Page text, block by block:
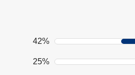
42%
25%